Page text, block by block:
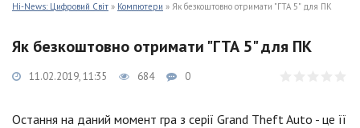
Hi-News: Цифровий Світ » Компютери » Як безкоштовно отримати "ГТА 5" для ПК
Як безкоштовно отримати "ГТА 5" для ПК
11.02.2019, 11:35 684 0
Остання на даний момент гра з серії Grand Theft Auto - це її